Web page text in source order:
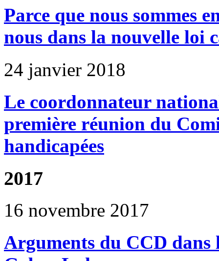
Parce que nous sommes
nous dans la nouvelle loi
24 janvier 2018
Le coordonnateur
première réunion du
handicapées
2017
16 novembre 2017
Arguments du CCD